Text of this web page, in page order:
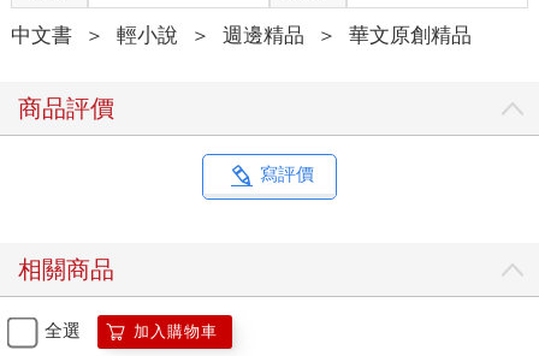
中文書 ＞ 輕小說 ＞ 週邊精品 ＞ 華文原創精品
商品評價
寫評價
相關商品
全選 加入購物車